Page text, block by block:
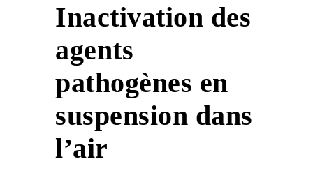
Inactivation des
agents
pathogènes en
suspension dans
l’air